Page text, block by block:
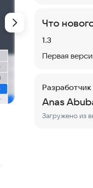
Что
Версия:
1.3
Первая
Разработчик
Anas
Загружено из